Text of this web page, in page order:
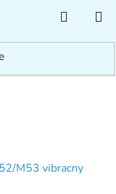
KOŠÍK
M53 vibracny